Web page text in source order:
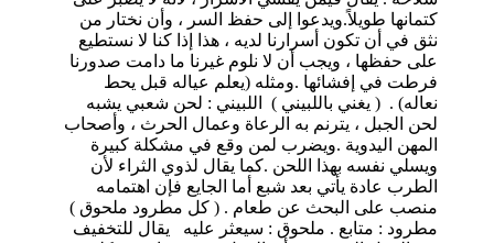
كتمانها طويلاً.ويدعوا إلى حفظ السر ، وأن نختار من
نثق في أن تكون أسرارنا لديه ، هذا إذا كنا لا نستطيع
على حفظها ، ويجب أن لا نلوم غيرنا ما دامت صدورنا
فرطت في إفشائها .ومثله (يعلم عياله قبل يحط
نعاله) . ( يغني باللبيني ) اللبيني : لحن شعبي يشبه
لحن الجبل ، يترنم به الرعاة وعمال الحرث ، وأصحاب
المهن اليدوية .ويضرب لمن وقع في مشكلة كبيرة
ويسلي نفسه بهذا اللحن .كما يقال لذوي الثراء لأن
الطرب عادة يأتي بعد شبع أما الجايع فإن اهتمامه
منصب على البحث عن طعام . ( كل مطرود ملحوق )
مطرود : متابع . ملحوق : سيعثر عليه يقال للتخفيف